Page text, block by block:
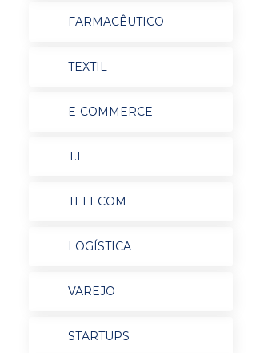
FARMACÊUTICO
TEXTIL
E-COMMERCE
T.I
TELECOM
LOGÍSTICA
VAREJO
STARTUPS